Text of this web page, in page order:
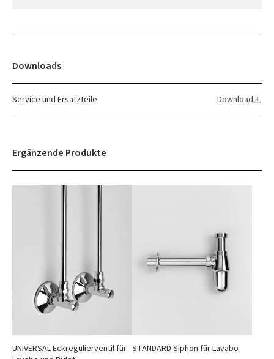
Downloads
Service und Ersatzteile Download
Ergänzende Produkte
UNIVERSAL Eckregulierventil für STANDARD Siphon für Lavabo